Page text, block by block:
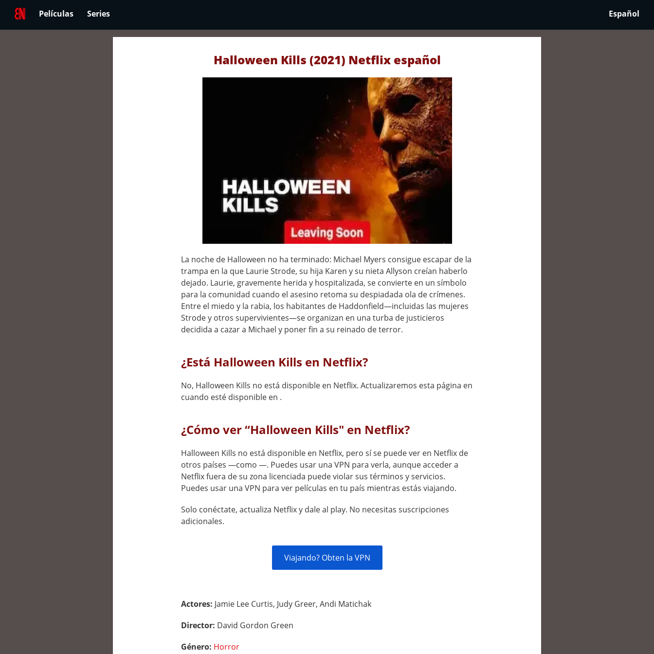
Películas Series Español
Halloween Kills (2021) Netflix español
La noche de Halloween no ha terminado: Michael Myers consigue escapar de la
trampa en la que Laurie Strode, su hija Karen y su nieta Allyson creían haberlo
dejado. Laurie, gravemente herida y hospitalizada, se convierte en un símbolo
para la comunidad cuando el asesino retoma su despiadada ola de crímenes.
Entre el miedo y la rabia, los habitantes de Haddonfield—incluidas las mujeres
Strode y otros supervivientes—se organizan en una turba de justicieros
decidida a cazar a Michael y poner fin a su reinado de terror.
¿Está Halloween Kills en Netflix?
No, Halloween Kills no está disponible en Netflix. Actualizaremos esta página en
cuando esté disponible en .
¿Cómo ver “Halloween Kills" en Netflix?
Halloween Kills no está disponible en Netflix, pero sí se puede ver en Netflix de
otros países —como —. Puedes usar una VPN para verla, aunque acceder a
Netflix fuera de su zona licenciada puede violar sus términos y servicios.
Puedes usar una VPN para ver películas en tu país mientras estás viajando.
Solo conéctate, actualiza Netflix y dale al play. No necesitas suscripciones
adicionales.
Viajando? Obten la VPN
Actores: Jamie Lee Curtis, Judy Greer, Andi Matichak
Director: David Gordon Green
Género: Horror